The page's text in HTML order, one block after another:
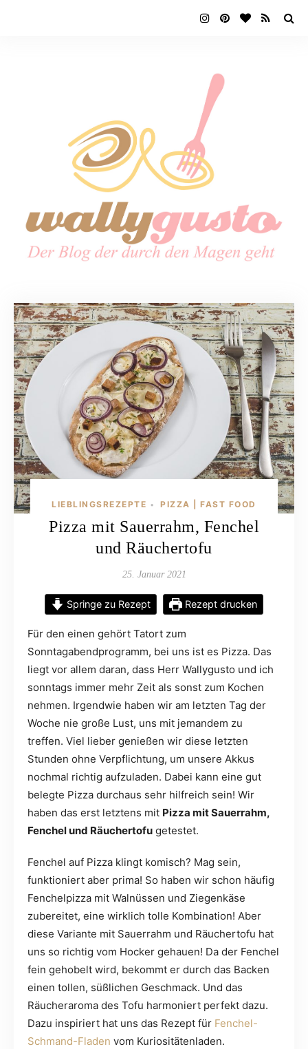
LIEBLINGSREZEPTE • PIZZA | FAST FOOD
Pizza mit Sauerrahm, Fenchel
und Räuchertofu
25. Januar 2021
Springe zu Rezept Rezept drucken
Für den einen gehört Tatort zum
Sonntagabendprogramm, bei uns ist es Pizza. Das
liegt vor allem daran, dass Herr Wallygusto und ich
sonntags immer mehr Zeit als sonst zum Kochen
nehmen. Irgendwie haben wir am letzten Tag der
Woche nie große Lust, uns mit jemandem zu
treffen. Viel lieber genießen wir diese letzten
Stunden ohne Verpflichtung, um unsere Akkus
nochmal richtig aufzuladen. Dabei kann eine gut
belegte Pizza durchaus sehr hilfreich sein! Wir
haben das erst letztens mit Pizza mit Sauerrahm,
Fenchel und Räuchertofu getestet.
Fenchel auf Pizza klingt komisch? Mag sein,
funktioniert aber prima! So haben wir schon häufig
Fenchelpizza mit Walnüssen und Ziegenkäse
zubereitet, eine wirklich tolle Kombination! Aber
diese Variante mit Sauerrahm und Räuchertofu hat
uns so richtig vom Hocker gehauen! Da der Fenchel
fein gehobelt wird, bekommt er durch das Backen
einen tollen, süßlichen Geschmack. Und das
Räucheraroma des Tofu harmoniert perfekt dazu.
Dazu inspiriert hat uns das Rezept für Fenchel-
Schmand-Fladen vom Kuriositätenladen.